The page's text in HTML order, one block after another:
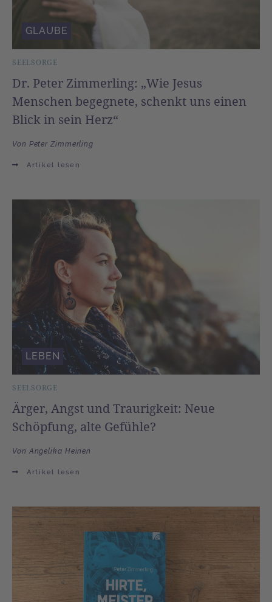
SEELSORGE
Dr. Peter Zimmerling: „Wie Jesus
Menschen begegnete, schenkt uns einen
Blick in sein Herz“
Von Peter Zimmerling
Artikel lesen
GLAUBE
SEELSORGE
Ärger, Angst und Traurigkeit: Neue
Schöpfung, alte Gefühle?
Von Angelika Heinen
Artikel lesen
LEBEN